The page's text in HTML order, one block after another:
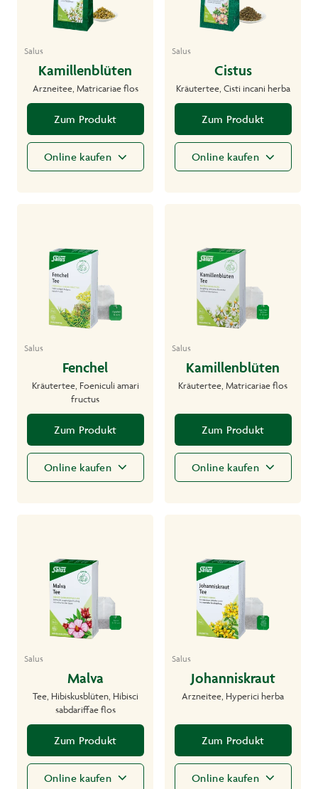
Salus
Kamillenblüten
Arzneitee, Matricariae flos
Zum Produkt
Online kaufen
Salus
Cistus
Kräutertee, Cisti incani herba
Zum Produkt
Online kaufen
Salus
Fenchel
Kräutertee, Foeniculi amari
fructus
Zum Produkt
Online kaufen
Salus
Kamillenblüten
Kräutertee, Matricariae flos
Zum Produkt
Online kaufen
Salus
Malva
Tee, Hibiskusblüten, Hibisci
sabdariffae flos
Zum Produkt
Online kaufen
Salus
Johanniskraut
Arzneitee, Hyperici herba
Zum Produkt
Online kaufen